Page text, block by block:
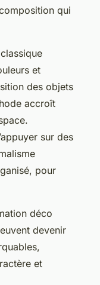
qui
et
des objets
accroît
sur des
pour
déco
devenir
et